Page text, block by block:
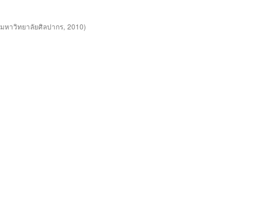
มหาวิทยาลัยศิลปากร,2010)